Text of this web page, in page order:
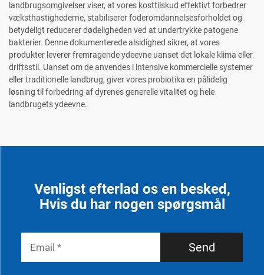
landbrugsomgivelser viser, at vores kosttilskud effektivt forbedrer
væksthastighederne, stabiliserer foderomdannelsesforholdet og
betydeligt reducerer dødeligheden ved at undertrykke patogene
bakterier. Denne dokumenterede alsidighed sikrer, at vores
produkter leverer fremragende ydeevne uanset det lokale klima eller
driftsstil. Uanset om de anvendes i intensive kommercielle systemer
eller traditionelle landbrug, giver vores probiotika en pålidelig
løsning til forbedring af dyrenes generelle vitalitet og hele
landbrugets ydeevne.
Venligst efterlad os en besked,
Hvis du har nogen spørgsmål
Send